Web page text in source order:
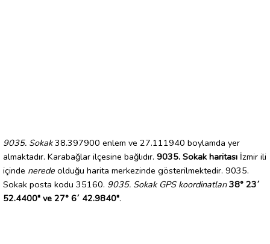
9035. Sokak38.397900 enlem ve 27.111940 boylamda yer
almaktadır. Karabağlar ilçesine bağlıdır. 9035. Sokak haritası İzmir ili
içinde nerede olduğu harita merkezinde gösterilmektedir. 9035.
Sokak posta kodu 35160. 9035. Sokak GPS koordinatları 38° 23´
52.4400" ve 27° 6´ 42.9840".